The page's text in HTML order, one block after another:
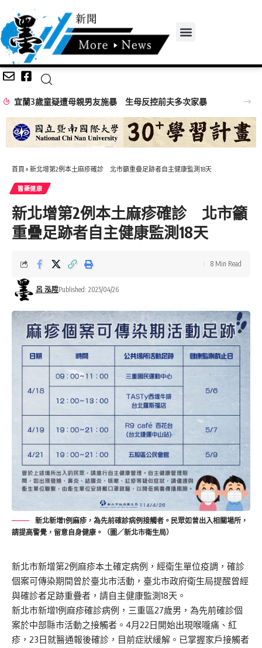
宜蘭3歲童疑遭母親男友施暴 生母反控前夫多次家暴
首頁 » 新北增第2例本土麻疹確診 北市籲重疊足跡者自主健康監測18天
醫藥健康
新北增第2例本土麻疹確診 北市籲
重疊足跡者自主健康監測18天
呂 泓陞Published: 2025/04/26
8 Min Read
新北新增1例麻疹，為先前確診病例接觸者。民眾如曾出入相關場所，
請提高警覺，留意自身健康。（圖／新北市衛生局）
新北市新增第2例麻疹本土確定病例，經衛生單位疫調，確診
個案可傳染期間曾於臺北市活動，臺北市政府衛生局提醒曾經
與確診者足跡重疊者，請自主健康監測18天。
新北市新增1例麻疹確診病例，三重區27歲男，為先前確診個
案於中部縣市活動之接觸者。4月22日開始出現喉嚨痛、紅
疹，23日就醫通報後確診，目前症狀緩解。已掌握家戶接觸者